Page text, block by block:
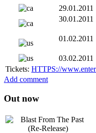
29.01.2011
30.01.2011
01.02.2011
03.02.2011
Tickets: HTTPS://
Add comment
Out now